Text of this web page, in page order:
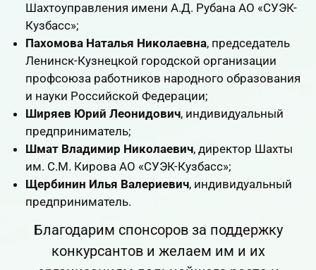
Шахтоуправления имени А.Д. Рубана АО «СУЭК-
Кузбасс»;
Пахомова Наталья Николаевна, председатель
Ленинск-Кузнецкой городской организации
профсоюза работников народного образования
и науки Российской Федерации;
Ширяев Юрий Леонидович, индивидуальный
предприниматель;
Шмат Владимир Николаевич, директор Шахты
им. С.М. Кирова АО «СУЭК-Кузбасс»;
Щербинин Илья Валериевич, индивидуальный
предприниматель.
Благодарим спонсоров за поддержку
конкурсантов и желаем им и их